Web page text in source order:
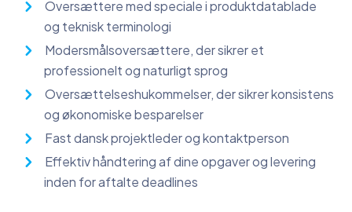
Oversættere med speciale i produktdatablade
og teknisk terminologi
Modersmålsoversættere, der sikrer et
professionelt og naturligt sprog
Oversættelseshukommelser, der sikrer konsistens
og økonomiske besparelser
Fast dansk projektleder og kontaktperson
Effektiv håndtering af dine opgaver og levering
inden for aftalte deadlines